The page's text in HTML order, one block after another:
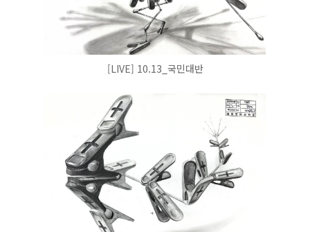
[LIVE] 10.13_국민대반